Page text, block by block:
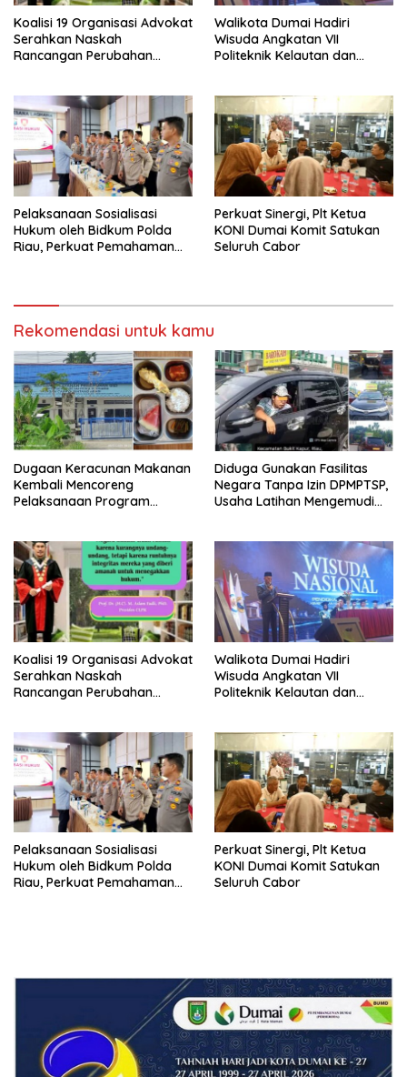
Koalisi 19 Organisasi Advokat
Serahkan Naskah
Rancangan Perubahan
RI
Walikota Dumai Hadiri
Wisuda Angkatan VII
Politeknik Kelautan dan
Pelaksanaan Sosialisasi
Hukum oleh Bidkum Polda
Riau, Perkuat Pemahaman
Perkuat Sinergi, Plt Ketua
KONI Dumai Komit Satukan
Seluruh Cabor
Rekomendasi untuk kamu
Dugaan Keracunan Makanan
Kembali Mencoreng
Pelaksanaan Program
Bersama Kota Dumai
Diduga Gunakan Fasilitas
Negara Tanpa Izin DPMPTSP,
Usaha Latihan Mengemudi
Koalisi 19 Organisasi Advokat
Serahkan Naskah
Rancangan Perubahan
RI
Walikota Dumai Hadiri
Wisuda Angkatan VII
Politeknik Kelautan dan
Pelaksanaan Sosialisasi
Hukum oleh Bidkum Polda
Riau, Perkuat Pemahaman
Perkuat Sinergi, Plt Ketua
KONI Dumai Komit Satukan
Seluruh Cabor